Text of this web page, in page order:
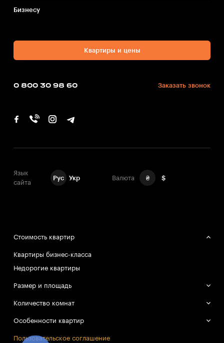
Бизнесу
Квартиры и цены
0 800 30 98 60 Заказать звонок
Язык
сайта
Рус Укр Валюта ₴ $
Стоимость квартир
Квартиры бизнес-класса
Недорогие квартиры
Размер и площадь
Большие квартиры
Маленькие квартиры
Количество комнат
Однокомнатные квартиры
Двухкомнатные квартиры
Особенности квартир
Смарт-квартиры
Пользовательское соглашение